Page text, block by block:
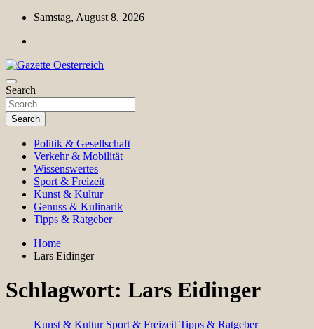
Skip
content
Samstag, August 8, 2026
Gazette Oesterreich
Magazin für Freizeit, Politik, Kultur & Wissenschaft
Search
Search
Politik & Gesellschaft
Verkehr & Mobilität
Wissenswertes
Sport & Freizeit
Kunst & Kultur
Genuss & Kulinarik
Tipps & Ratgeber
Home
Lars Eidinger
Schlagwort: Lars Eidinger
Kunst & Kultur Sport & Freizeit Tipps & Ratgeber